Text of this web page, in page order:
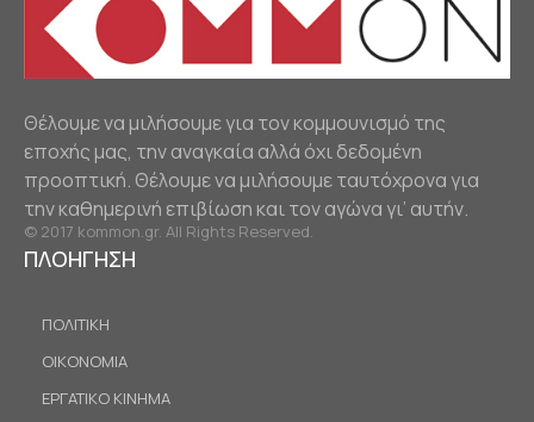
Θέλουμε να μιλήσουμε για τον κομμουνισμό της
εποχής μας, την αναγκαία αλλά όχι δεδομένη
προοπτική. Θέλουμε να μιλήσουμε ταυτόχρονα για
την καθημερινή επιβίωση και τον αγώνα γι’ αυτήν.
© 2017 kommon.gr. All Rights Reserved.
ΠΛΟΗΓΗΣΗ
ΠΟΛΙΤΙΚΗ
ΟΙΚΟΝΟΜΙΑ
ΕΡΓΑΤΙΚΟ ΚΙΝΗΜΑ